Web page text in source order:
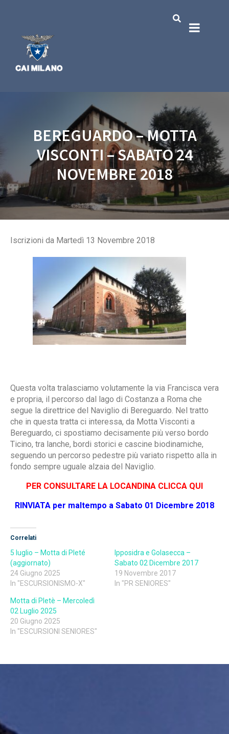
BEREGUARDO – MOTTA
VISCONTI – SABATO 24
NOVEMBRE 2018
Iscrizioni da Martedì 13 Novembre 2018
Questa volta tralasciamo volutamente la via Francisca vera
e propria, il percorso dal lago di Costanza a Roma che
segue la direttrice del Naviglio di Bereguardo. Nel tratto
che in questa tratta ci interessa, da Motta Visconti a
Bereguardo, ci spostiamo decisamente più verso bordo
Ticino, tra lanche, bordi storici e cascine biodinamiche,
seguendo un percorso pedestre più variato rispetto alla in
fondo sempre uguale alzaia del Naviglio.
PER CONSULTARE LA LOCANDINA CLICCA QUI
RINVIATA per maltempo a Sabato 01 Dicembre 2018
Correlati
5 luglio – Motta di Pleté
(aggiornato)
24 Giugno 2025
In "ESCURSIONISMO-X"
Ipposidra e Golasecca –
Sabato 02 Dicembre 2017
19 Novembre 2017
In "PR SENIORES"
Motta di Pletè – Mercoledì
02 Luglio 2025
20 Giugno 2025
In "ESCURSIONI SENIORES"